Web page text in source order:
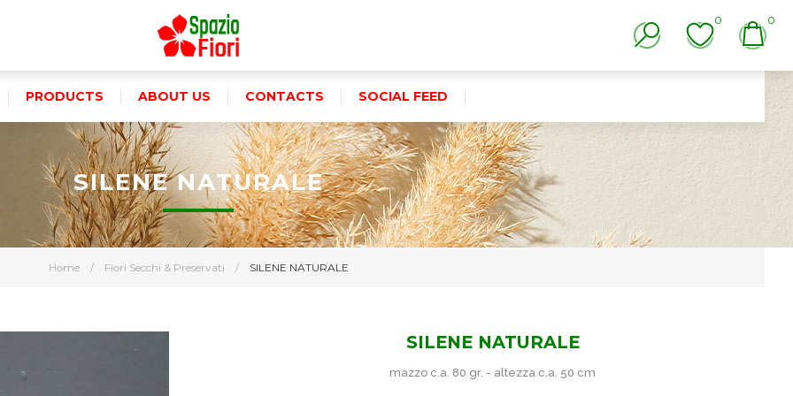
0 0
PRODUCTS ABOUT US CONTACTS SOCIAL FEED
Home / Fiori Secchi & Preservati / SILENE NATURALE
SILENE NATURALE
SILENE NATURALE
mazzo c.a. 80 gr. - altezza c.a. 50 cm